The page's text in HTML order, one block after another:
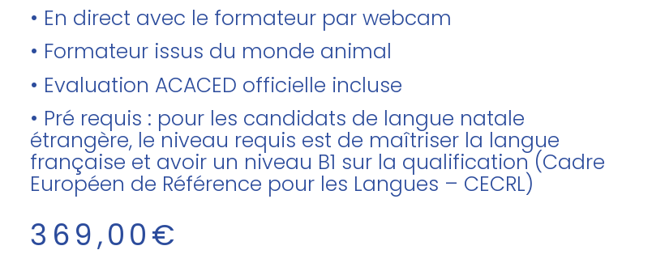
• En direct avec le formateur par webcam
• Formateur issus du monde animal
• Evaluation ACACED officielle incluse
• Pré requis : pour les candidats de langue natale
étrangère, le niveau requis est de maîtriser la langue
française et avoir un niveau B1 sur la qualification (Cadre
Européen de Référence pour les Langues – CECRL)
369,00€